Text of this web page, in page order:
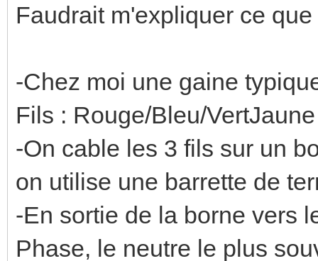
Faudrait m'expliquer ce
-Chez moi une gaine
Fils : Rouge/Bleu/
-On cable les 3 fils sur un
on utilise une barrette de
-En sortie de la borne vers
Phase, le neutre le plus